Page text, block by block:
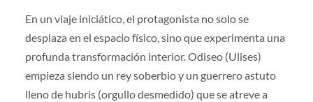
En un viaje iniciático, el protagonista no solo se
desplaza en el espacio físico, sino que experimenta una
profunda transformación interior. Odiseo (Ulises)
empieza siendo un rey soberbio y un guerrero astuto
lleno de hubris (orgullo desmedido) que se atreve a